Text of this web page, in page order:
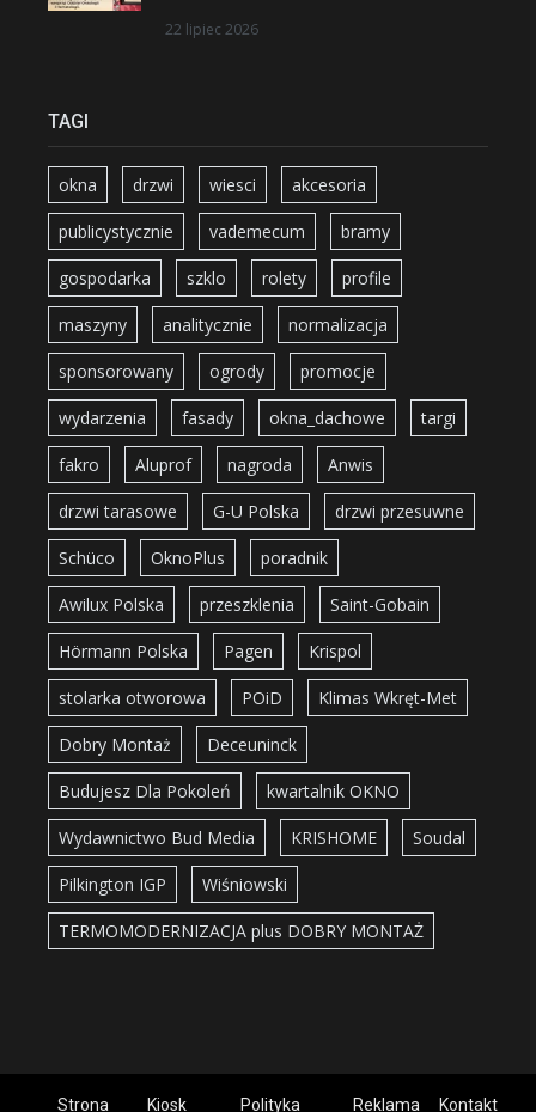
22 lipiec 2026
TAGI
okna drzwi wiesci akcesoria
publicystycznie vademecum bramy
gospodarka szklo rolety profile
maszyny analitycznie normalizacja
sponsorowany ogrody promocje
wydarzenia fasady okna_dachowe targi
fakro Aluprof nagroda Anwis
drzwi tarasowe G-U Polska drzwi przesuwne
Schüco OknoPlus poradnik
Awilux Polska przeszklenia Saint-Gobain
Hörmann Polska Pagen Krispol
stolarka otworowa POiD Klimas Wkręt-Met
Dobry Montaż Deceuninck
Budujesz Dla Pokoleń kwartalnik OKNO
Wydawnictwo Bud Media KRISHOME Soudal
Pilkington IGP Wiśniowski
TERMOMODERNIZACJA plus DOBRY MONTAŻ
Strona Kiosk Polityka Reklama Kontakt